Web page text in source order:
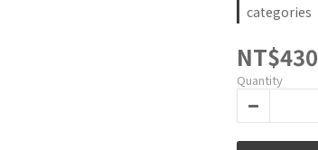
categories
NT$430
Quantity